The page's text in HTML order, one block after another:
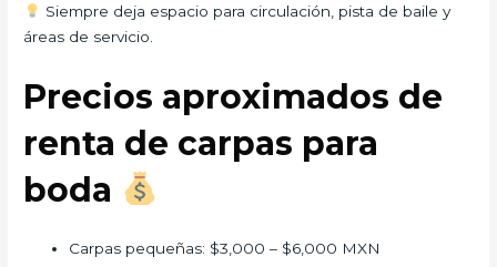
Siempre deja espacio para circulación, pista de baile y
áreas de servicio.
Precios aproximados de
renta de carpas para
boda
Carpas pequeñas: $3,000 – $6,000 MXN